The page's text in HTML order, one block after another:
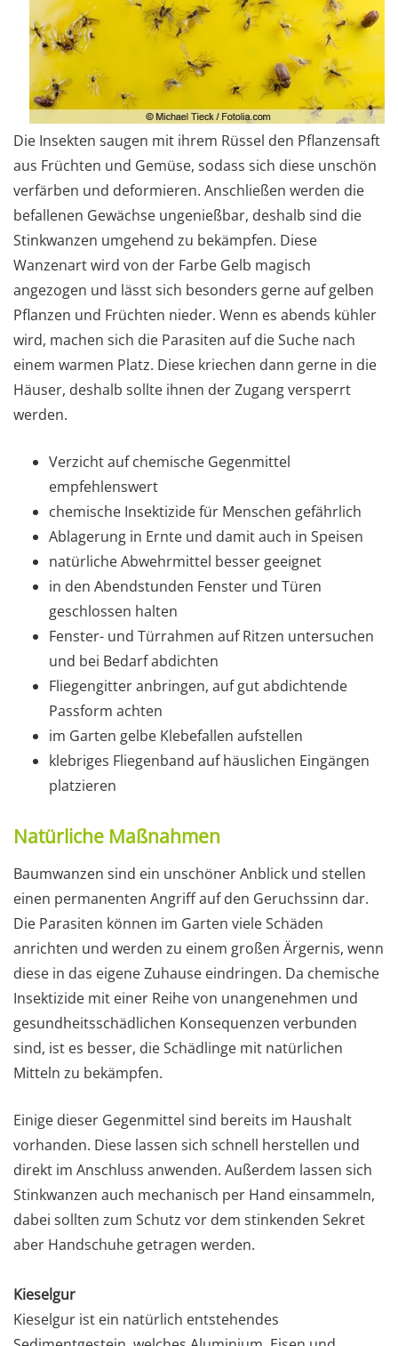
Die Insekten saugen mit ihrem Rüssel den Pflanzensaft
aus Früchten und Gemüse, sodass sich diese unschön
verfärben und deformieren. Anschließen werden die
befallenen Gewächse ungenießbar, deshalb sind die
Stinkwanzen umgehend zu bekämpfen. Diese
Wanzenart wird von der Farbe Gelb magisch
angezogen und lässt sich besonders gerne auf gelben
Pflanzen und Früchten nieder. Wenn es abends kühler
wird, machen sich die Parasiten auf die Suche nach
einem warmen Platz. Diese kriechen dann gerne in die
Häuser, deshalb sollte ihnen der Zugang versperrt
werden.
Verzicht auf chemische Gegenmittel
empfehlenswert
chemische Insektizide für Menschen gefährlich
Ablagerung in Ernte und damit auch in Speisen
natürliche Abwehrmittel besser geeignet
in den Abendstunden Fenster und Türen
geschlossen halten
Fenster- und Türrahmen auf Ritzen untersuchen
und bei Bedarf abdichten
Fliegengitter anbringen, auf gut abdichtende
Passform achten
im Garten gelbe Klebefallen aufstellen
klebriges Fliegenband auf häuslichen Eingängen
platzieren
Natürliche Maßnahmen
Baumwanzen sind ein unschöner Anblick und stellen
einen permanenten Angriff auf den Geruchssinn dar.
Die Parasiten können im Garten viele Schäden
anrichten und werden zu einem großen Ärgernis, wenn
diese in das eigene Zuhause eindringen. Da chemische
Insektizide mit einer Reihe von unangenehmen und
gesundheitsschädlichen Konsequenzen verbunden
sind, ist es besser, die Schädlinge mit natürlichen
Mitteln zu bekämpfen.
Einige dieser Gegenmittel sind bereits im Haushalt
vorhanden. Diese lassen sich schnell herstellen und
direkt im Anschluss anwenden. Außerdem lassen sich
Stinkwanzen auch mechanisch per Hand einsammeln,
dabei sollten zum Schutz vor dem stinkenden Sekret
aber Handschuhe getragen werden.
Kieselgur
Kieselgur ist ein natürlich entstehendes